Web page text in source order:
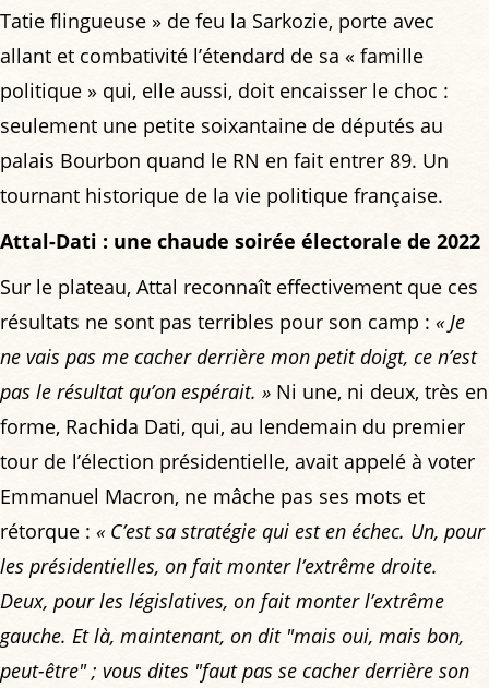
Tatie flingueuse » de feu la Sarkozie, porte avec
allant et combativité l’étendard de sa « famille
politique » qui, elle aussi, doit encaisser le choc :
seulement une petite soixantaine de députés au
palais Bourbon quand le RN en fait entrer 89. Un
tournant historique de la vie politique française.
Attal-Dati : une chaude soirée électorale de 2022
Sur le plateau, Attal reconnaît effectivement que ces
résultats ne sont pas terribles pour son camp : « Je
ne vais pas me cacher derrière mon petit doigt, ce n’est
pas le résultat qu’on espérait. » Ni une, ni deux, très en
forme, Rachida Dati, qui, au lendemain du premier
tour de l’élection présidentielle, avait appelé à voter
Emmanuel Macron, ne mâche pas ses mots et
rétorque : « C’est sa stratégie qui est en échec. Un, pour
les présidentielles, on fait monter l’extrême droite.
Deux, pour les législatives, on fait monter l’extrême
gauche. Et là, maintenant, on dit "mais oui, mais bon,
peut-être" ; vous dites "faut pas se cacher derrière son